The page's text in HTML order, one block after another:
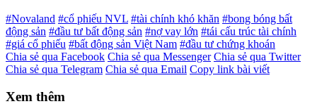
#Novaland #cổ phiếu NVL #tài chính khó khăn #bong bóng bất
động sản #đầu tư bất động sản #nợ vay lớn #tái cấu trúc tài chính
#giá cổ phiếu #bất động sản Việt Nam #đầu tư chứng khoán
Chia sẻ qua Facebook Chia sẻ qua Messenger Chia sẻ qua Twitter
Chia sẻ qua Telegram Chia sẻ qua Email Copy link bài viết
Xem thêm